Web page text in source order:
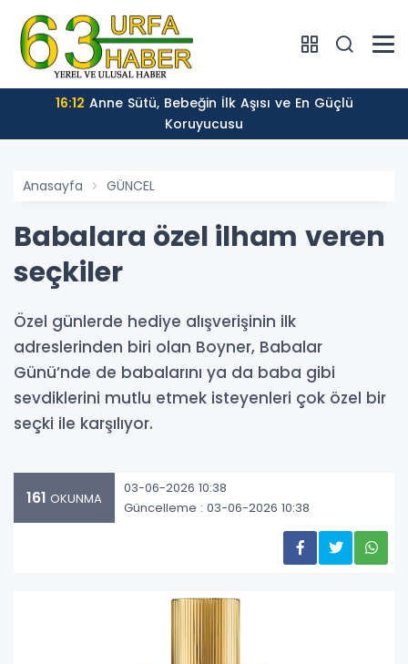
16:12
Koruyucusu
Anasayfa GÜNCEL
Babalara özel ilham veren
seçkiler
Özel günlerde hediye alışverişinin ilk
adreslerinden biri olan Boyner, Babalar
Günü’nde de babalarını ya da baba gibi
sevdiklerini mutlu etmek isteyenleri çok özel bir
seçki ile karşılıyor.
161 OKUNMA
03-06-2026 10:38
Güncelleme : 03-06-2026 10:38